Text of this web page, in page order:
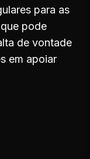
para as
pode
de vontade
em apoiar